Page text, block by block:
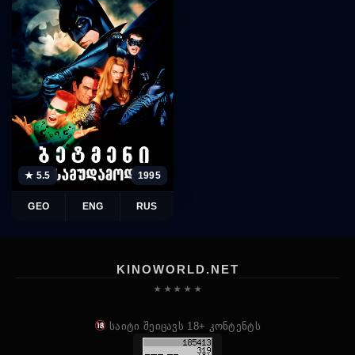
★ 5.5 1995
GEO ENG RUS
KINOWORLD.NET
★ ★ ★ ★ ★
საიტი შეიცავს 18+ კონტენტს